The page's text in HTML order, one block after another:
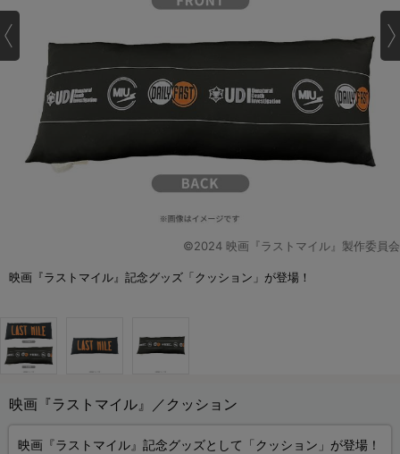
©2024 映画『ラストマイル』製作委員会
映画『ラストマイル』記念グッズ「クッション」が登場！
映画『ラストマイル』／クッション
映画『ラストマイル』記念グッズとして「クッション」が登場！